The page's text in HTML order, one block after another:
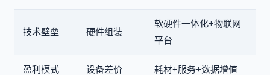
技术壁垒 硬件组装
软硬件一体化+物联网
平台
盈利模式 设备差价 耗材+服务+数据增值